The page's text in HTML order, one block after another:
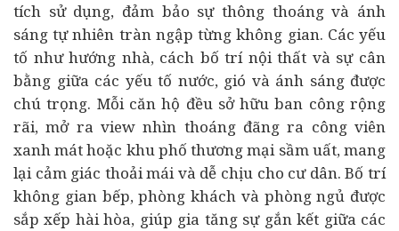
tích sử dụng, đảm bảo sự thông thoáng và ánh
sáng tự nhiên tràn ngập từng không gian. Các yếu
tố như hướng nhà, cách bố trí nội thất và sự cân
bằng giữa các yếu tố nước, gió và ánh sáng được
chú trọng. Mỗi căn hộ đều sở hữu ban công rộng
rãi, mở ra view nhìn thoáng đãng ra công viên
xanh mát hoặc khu phố thương mại sầm uất, mang
lại cảm giác thoải mái và dễ chịu cho cư dân. Bố trí
không gian bếp, phòng khách và phòng ngủ được
sắp xếp hài hòa, giúp gia tăng sự gắn kết giữa các